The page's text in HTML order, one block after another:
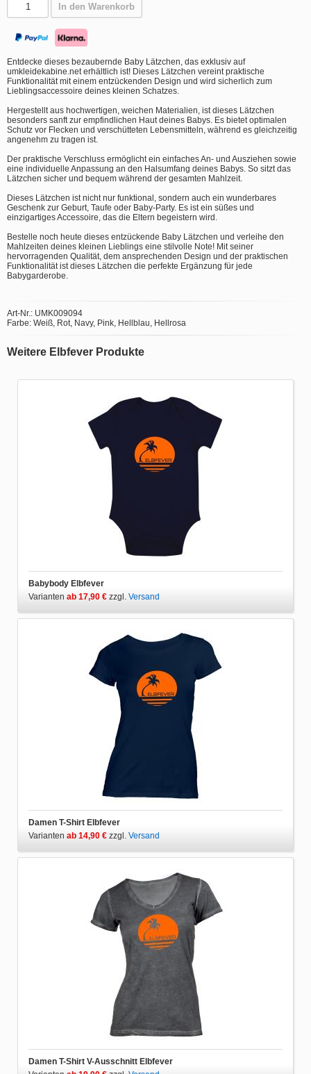
In den Warenkorb
Entdecke dieses bezaubernde Baby Lätzchen, das exklusiv auf
umkleidekabine.net erhältlich ist! Dieses Lätzchen vereint praktische
Funktionalität mit einem entzückenden Design und wird sicherlich zum
Lieblingsaccessoire deines kleinen Schatzes.
Hergestellt aus hochwertigen, weichen Materialien, ist dieses Lätzchen
besonders sanft zur empfindlichen Haut deines Babys. Es bietet optimalen
Schutz vor Flecken und verschütteten Lebensmitteln, während es gleichzeitig
angenehm zu tragen ist.
Der praktische Verschluss ermöglicht ein einfaches An- und Ausziehen sowie
eine individuelle Anpassung an den Halsumfang deines Babys. So sitzt das
Lätzchen sicher und bequem während der gesamten Mahlzeit.
Dieses Lätzchen ist nicht nur funktional, sondern auch ein wunderbares
Geschenk zur Geburt, Taufe oder Baby-Party. Es ist ein süßes und
einzigartiges Accessoire, das die Eltern begeistern wird.
Bestelle noch heute dieses entzückende Baby Lätzchen und verleihe den
Mahlzeiten deines kleinen Lieblings eine stilvolle Note! Mit seiner
hervorragenden Qualität, dem ansprechenden Design und der praktischen
Funktionalität ist dieses Lätzchen die perfekte Ergänzung für jede
Babygarderobe.
Art-Nr.: UMK009094
Farbe: Weiß, Rot, Navy, Pink, Hellblau, Hellrosa
Weitere Elbfever Produkte
Babybody Elbfever
Varianten ab 17,90 € zzgl. Versand
Damen T-Shirt Elbfever
Varianten ab 14,90 € zzgl. Versand
Damen T-Shirt V-Ausschnitt Elbfever